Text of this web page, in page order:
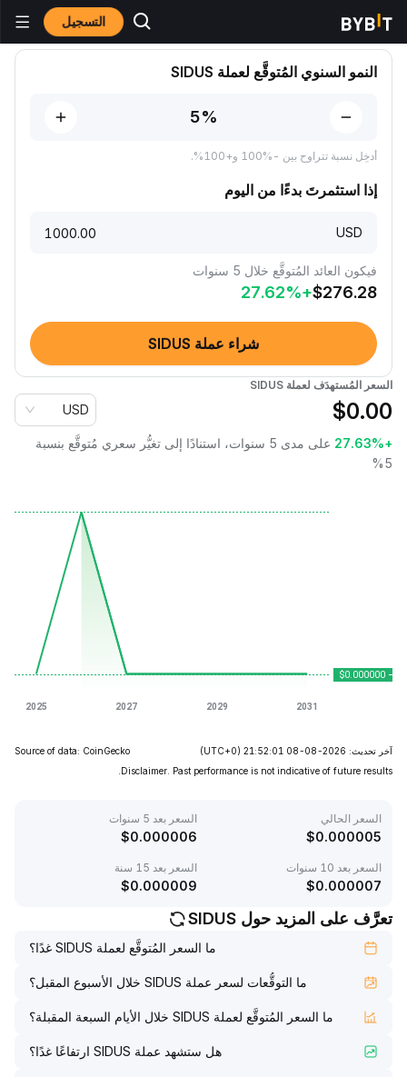
التسجيل توقُّعات الأسعار
النمو السنوي المُتوقَّع لعملة SIDUS
أدخِل نسبة تتراوح بين -‎100% و+100%‎.
إذا استثمرتَ بدءًا من اليوم
USD
فيكون العائد المُتوقَّع خلال 5 سنوات
$276.28
+
27.62%
شراء عملة SIDUS
السعر المُستهدَف لعملة SIDUS
$0.00
USD
+27.63%
على مدى 5 سنوات، استنادًا إلى تغيُّر سعري مُتوقَّع بنسبة
5%
آخر تحديث: 2026-08-08 21:52:01 (UTC+0)
Source of data: CoinGecko
Disclaimer. Past performance is not indicative of future results.
السعر الحالي
$0.000005
السعر بعد 5 سنوات
$0.000006
السعر بعد 10 سنوات
$0.000007
السعر بعد 15 سنة
$0.000009
تعرَّف على المزيد حول SIDUS
ما السعر المُتوقَّع لعملة SIDUS غدًا؟
ما التوقُّعات لسعر عملة SIDUS خلال الأسبوع المقبل؟
ما السعر المُتوقَّع لعملة SIDUS خلال الأيام السبعة المقبلة؟
هل ستشهد عملة SIDUS ارتفاعًا غدًا؟